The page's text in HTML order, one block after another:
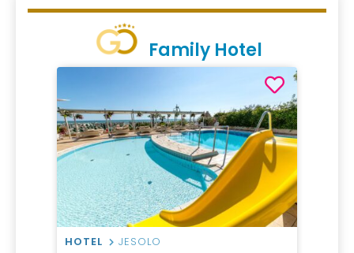
Family Hotel
HOTEL JESOLO